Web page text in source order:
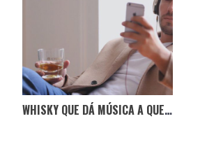
WHISKY QUE DÁ MÚSICA A QUEM MAIS PRECISA